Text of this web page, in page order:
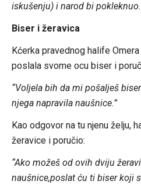
iskušenju) i narod bi
Biser i žeravica
Kćerka pravednog halife
poslala svome ocu biser i
“Voljela bih da mi pošalješ
njega napravila naušnice.”
Kao odgovor na tu njenu želju,
žeravice i poručio:
“Ako možeš od ovih dviju
naušnice,poslat ću ti biser koji